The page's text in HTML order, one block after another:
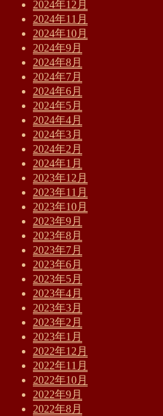
2024年12月
2024年11月
2024年10月
2024年9月
2024年8月
2024年7月
2024年6月
2024年5月
2024年4月
2024年3月
2024年2月
2024年1月
2023年12月
2023年11月
2023年10月
2023年9月
2023年8月
2023年7月
2023年6月
2023年5月
2023年4月
2023年3月
2023年2月
2023年1月
2022年12月
2022年11月
2022年10月
2022年9月
2022年8月